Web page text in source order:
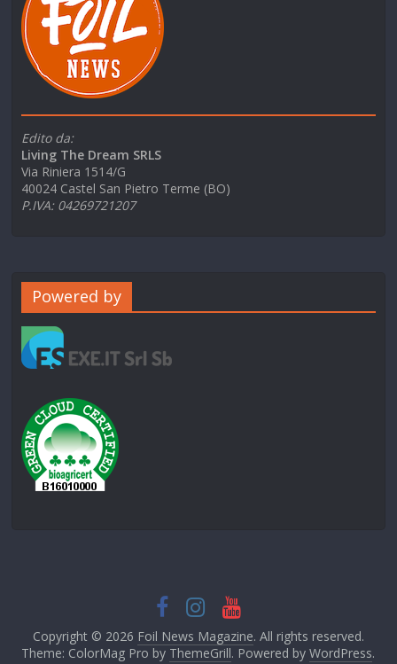
Edito da:
Living The Dream SRLS
Via Riniera 1514/G
40024 Castel San Pietro Terme (BO)
P.IVA: 04269721207
Powered by
Copyright © 2026 Foil News Magazine. All rights reserved.
Theme: ColorMag Pro by ThemeGrill. Powered byWordPress.